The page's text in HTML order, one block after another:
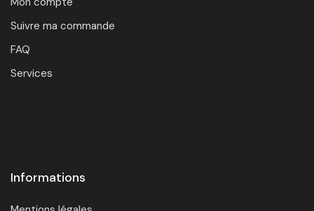
Suivre ma commande
FAQ
Services
Informations